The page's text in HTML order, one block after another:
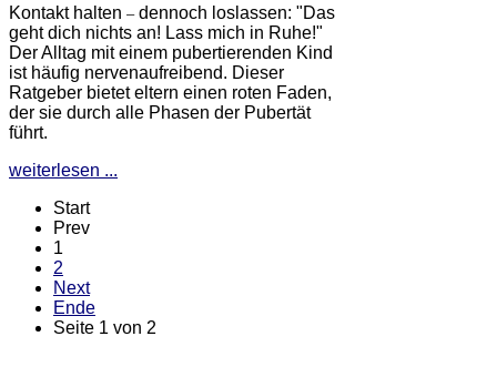
Kontakt halten –dennoch loslassen: "Das
geht dich nichts an! Lass mich in Ruhe!"
Der Alltag mit einem pubertierenden Kind
ist häufig nervenaufreibend. Dieser
Ratgeber bietet eltern einen roten Faden,
der sie durch alle Phasen der Pubertät
führt.
weiterlesen ...
Start
Prev
1
2
Next
Ende
Seite 1 von 2